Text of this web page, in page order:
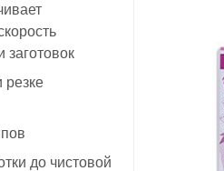
заготовок
резке
до чистовой